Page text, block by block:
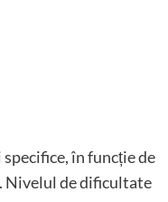
în funcție de
Nivelul de dificultate